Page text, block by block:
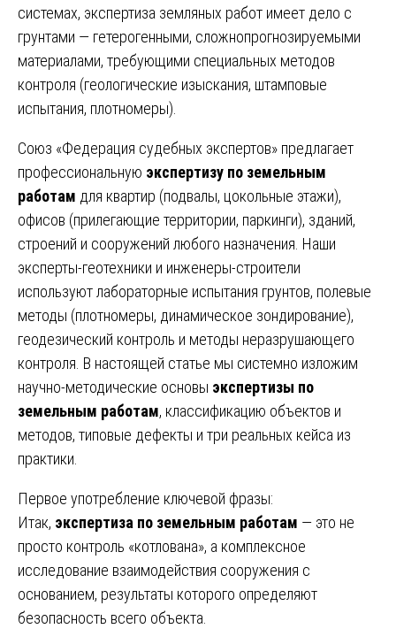
системах, экспертиза земляных работ имеет дело с
грунтами — гетерогенными, сложнопрогнозируемыми
материалами, требующими специальных методов
контроля (геологические изыскания, штамповые
испытания, плотномеры).
Союз «Федерация судебных экспертов» предлагает
профессиональную экспертизу по земельным
работам для квартир (подвалы, цокольные этажи),
офисов (прилегающие территории, паркинги), зданий,
строений и сооружений любого назначения. Наши
эксперты-геотехники и инженеры-строители
используют лабораторные испытания грунтов, полевые
методы (плотномеры, динамическое зондирование),
геодезический контроль и методы неразрушающего
контроля. В настоящей статье мы системно изложим
научно-методические основы экспертизы по
земельным работам, классификацию объектов и
методов, типовые дефекты и три реальных кейса из
практики.
Первое употребление ключевой фразы:
Итак, экспертиза по земельным работам — это не
просто контроль «котлована», а комплексное
исследование взаимодействия сооружения с
основанием, результаты которого определяют
безопасность всего объекта.